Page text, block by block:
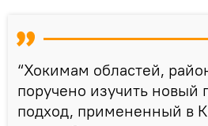
“Хокимам областей,
поручено изучить новый
подход, примененный в